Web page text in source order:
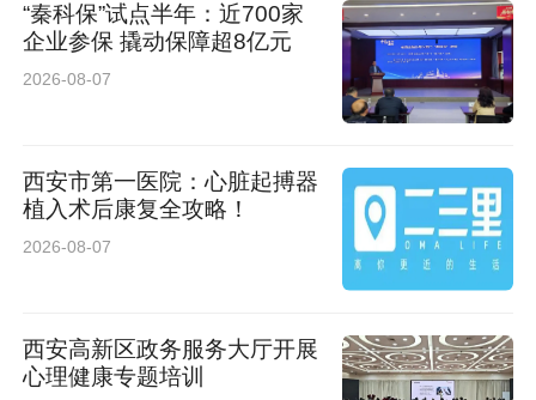
“秦科保”试点半年：近700家
企业参保 撬动保障超8亿元
2026-08-07
西安市第一医院：心脏起搏器
植入术后康复全攻略！
2026-08-07
西安高新区政务服务大厅开展
心理健康专题培训